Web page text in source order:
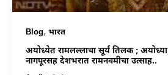
Blog, भारत
अयोध्येत रामलल्लाचा सूर्य तिलक ;
नागपूरसह देशभरात रामनवमीचा उत्साह..